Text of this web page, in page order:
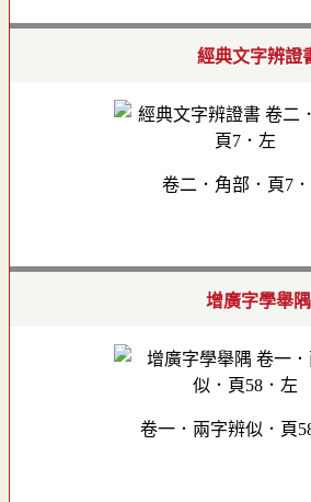
經典文字辨證
卷二．角部．頁7
增廣字學舉隅
卷一．兩字辨似．頁